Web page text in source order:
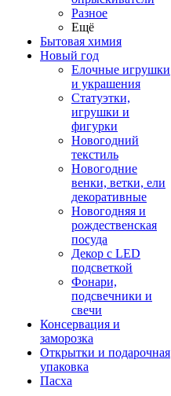
Разное
Ещё
Бытовая химия
Новый год
Елочные игрушки
и украшения
Статуэтки,
игрушки и
фигурки
Новогодний
текстиль
Новогодние
венки, ветки, ели
декоративные
Новогодняя и
рождественская
посуда
Декор с LED
подсветкой
Фонари,
подсвечники и
свечи
Консервация и
заморозка
Открытки и подарочная
упаковка
Пасха